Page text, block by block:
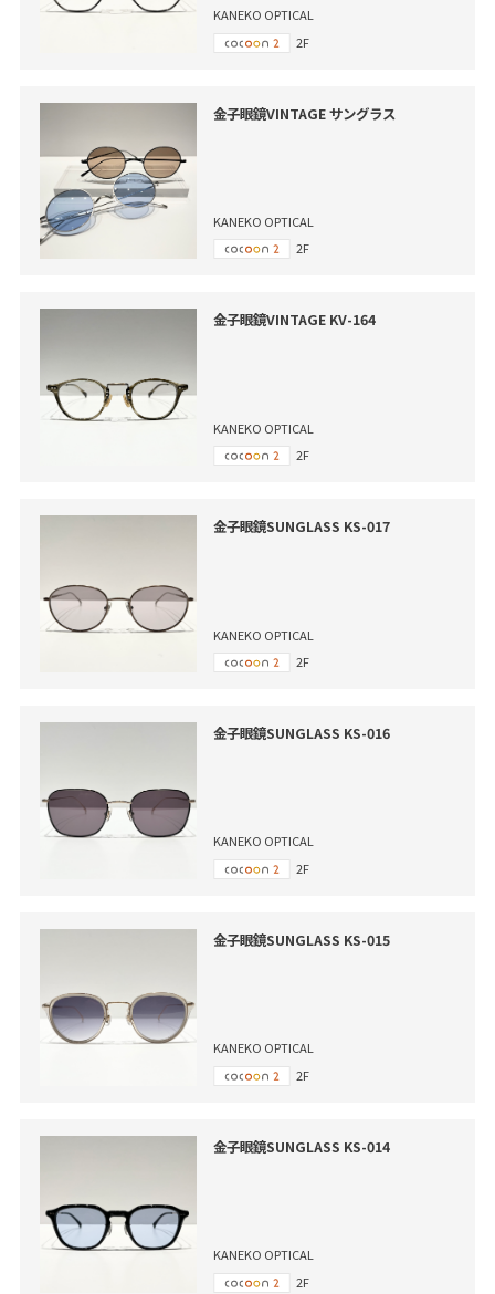
KANEKO OPTICAL
2F
金子眼鏡VINTAGE サングラス
KANEKO OPTICAL
2F
金子眼鏡VINTAGE KV-164
KANEKO OPTICAL
2F
金子眼鏡SUNGLASS KS-017
KANEKO OPTICAL
2F
金子眼鏡SUNGLASS KS-016
KANEKO OPTICAL
2F
金子眼鏡SUNGLASS KS-015
KANEKO OPTICAL
2F
金子眼鏡SUNGLASS KS-014
KANEKO OPTICAL
2F